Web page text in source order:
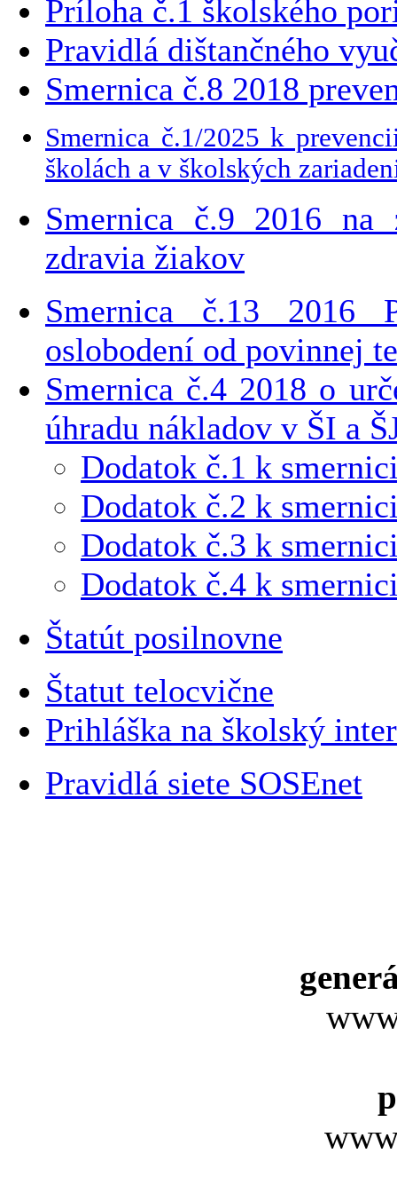
Príloha č.1 školského
Pravidlá dištančného
Smernica č.8 2018
Smernica č.1/2025 k
školách a v školských
Smernica č.9 2016 na
zdravia žiakov
Smernica č.13 2016
oslobodení od povinnej
Smernica č.4 2018 o
úhradu nákladov v ŠI a
Dodatok č.1 k
Dodatok č.2 k
Dodatok č.3 k
Dodatok č.4 k
Štatút posilnovne
Štatut telocvične
Prihláška na školský
Pravidlá siete SOSEnet